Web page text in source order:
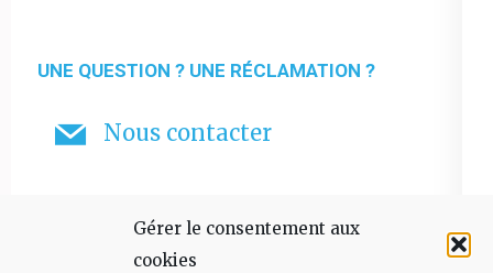
Gérer le consentement aux
cookies
UNE QUESTION ? UNE RÉCLAMATION ?
Nous contacter